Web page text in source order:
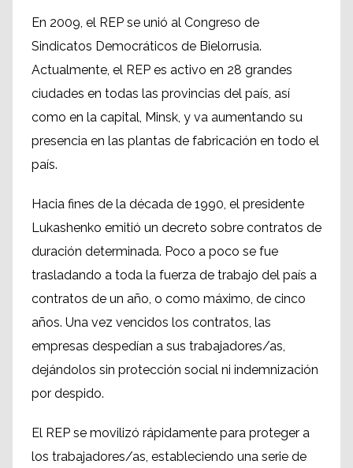
En 2009, el REP se unió al Congreso de
Sindicatos Democráticos de Bielorrusia.
Actualmente, el REP es activo en 28 grandes
ciudades en todas las provincias del país, así
como en la capital, Minsk, y va aumentando su
presencia en las plantas de fabricación en todo el
país.
Hacia fines de la década de 1990, el presidente
Lukashenko emitió un decreto sobre contratos de
duración determinada. Poco a poco se fue
trasladando a toda la fuerza de trabajo del país a
contratos de un año, o como máximo, de cinco
años. Una vez vencidos los contratos, las
empresas despedían a sus trabajadores/as,
dejándolos sin protección social ni indemnización
por despido.
El REP se movilizó rápidamente para proteger a
los trabajadores/as, estableciendo una serie de